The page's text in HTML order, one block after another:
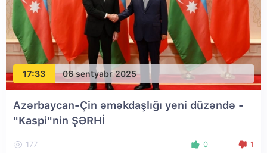
17:33 06 sentyabr 2025
Azərbaycan-Çin əməkdaşlığı yeni düzəndə -
"Kaspi"nin ŞƏRHİ
177 0 1